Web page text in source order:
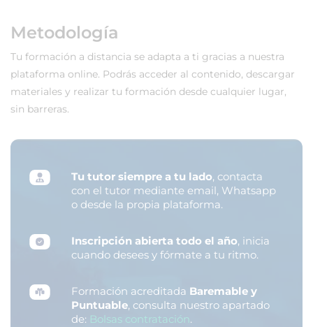
Metodología
Tu formación a distancia se adapta a ti gracias a nuestra
plataforma online. Podrás acceder al contenido, descargar
materiales y realizar tu formación desde cualquier lugar,
sin barreras.
Tu tutor siempre a tu lado, contacta
con el tutor mediante email, Whatsapp
o desde la propia plataforma.
Inscripción abierta todo el año, inicia
cuando desees y fórmate a tu ritmo.
Formación acreditada Baremable y
Puntuable, consulta nuestro apartado
de: Bolsas contratación.